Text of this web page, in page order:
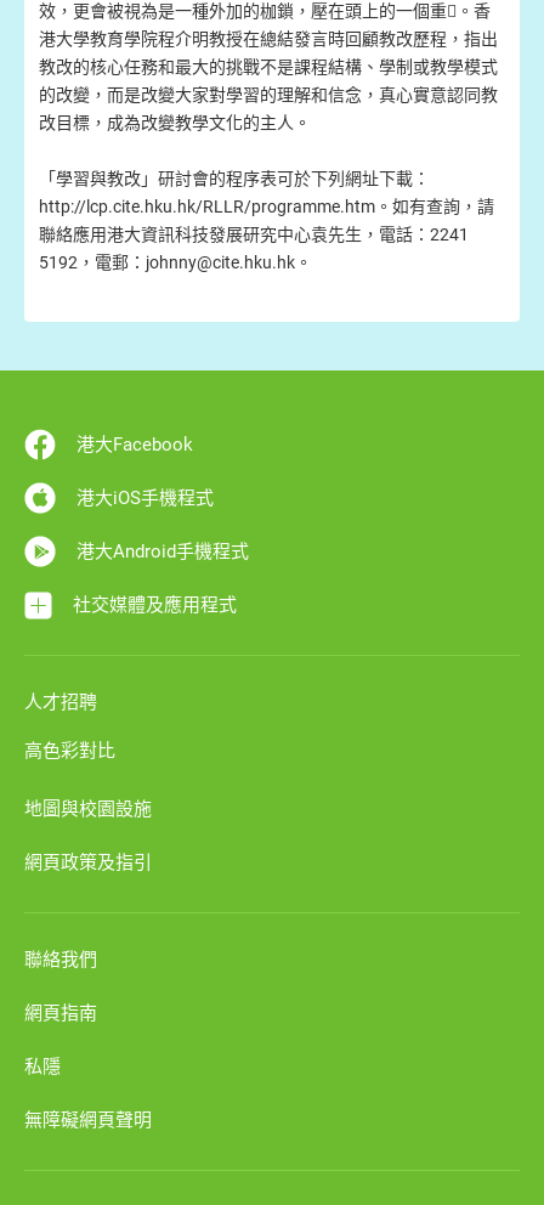
效，更會被視為是一種外加的枷鎖，壓在頭上的一個重。香
港大學教育學院程介明教授在總結發言時回顧教改歷程，指出
教改的核心任務和最大的挑戰不是課程結構、學制或教學模式
的改變，而是改變大家對學習的理解和信念，真心實意認同教
改目標，成為改變教學文化的主人。
「學習與教改」研討會的程序表可於下列網址下載：
http://lcp.cite.hku.hk/RLLR/programme.htm。如有查詢，請
聯絡應用港大資訊科技發展研究中心袁先生，電話：2241
5192，電郵：johnny@cite.hku.hk。
港大Facebook
港大iOS手機程式
港大Android手機程式
社交媒體及應用程式
人才招聘
高色彩對比
地圖與校園設施
網頁政策及指引
聯絡我們
網頁指南
私隱
無障礙網頁聲明